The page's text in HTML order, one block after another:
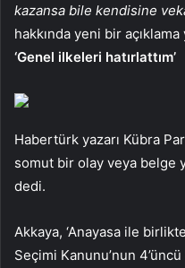
kazansa bile kendisine
hakkında yeni bir açıklama
‘Genel ilkeleri hatırlattım’
Habertürk yazarı Kübra
somut bir olay veya belge
dedi.
Akkaya, ‘Anayasa ile
Seçimi Kanunu’nun